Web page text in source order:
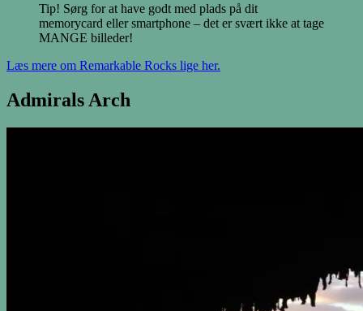
Tip! Sørg for at have godt med plads på dit
memorycard eller smartphone – det er svært ikke at tage
MANGE billeder!
Læs mere om Remarkable Rocks lige her.
Admirals Arch